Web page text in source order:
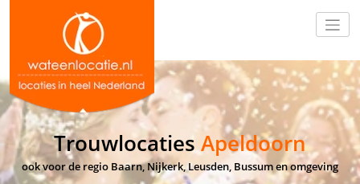
TrouwlocatiesApeldoorn
ook voor de regio Baarn, Nijkerk, Leusden, Bussum en omgeving